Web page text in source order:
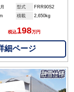
型式
FRR90S2
積載 2,650kg
税込198万円
細ページ